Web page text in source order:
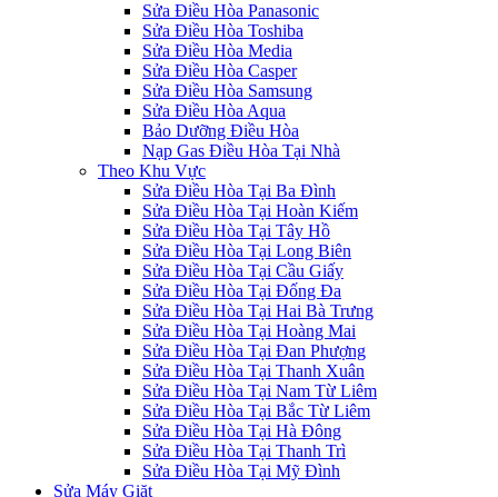
Sửa Điều Hòa Panasonic
Sửa Điều Hòa Toshiba
Sửa Điều Hòa Media
Sửa Điều Hòa Casper
Sửa Điều Hòa Samsung
Sửa Điều Hòa Aqua
Bảo Dưỡng Điều Hòa
Nạp Gas Điều Hòa Tại Nhà
Theo Khu Vực
Sửa Điều Hòa Tại Ba Đình
Sửa Điều Hòa Tại Hoàn Kiếm
Sửa Điều Hòa Tại Tây Hồ
Sửa Điều Hòa Tại Long Biên
Sửa Điều Hòa Tại Cầu Giấy
Sửa Điều Hòa Tại Đống Đa
Sửa Điều Hòa Tại Hai Bà Trưng
Sửa Điều Hòa Tại Hoàng Mai
Sửa Điều Hòa Tại Đan Phượng
Sửa Điều Hòa Tại Thanh Xuân
Sửa Điều Hòa Tại Nam Từ Liêm
Sửa Điều Hòa Tại Bắc Từ Liêm
Sửa Điều Hòa Tại Hà Đông
Sửa Điều Hòa Tại Thanh Trì
Sửa Điều Hòa Tại Mỹ Đình
Sửa Máy Giặt